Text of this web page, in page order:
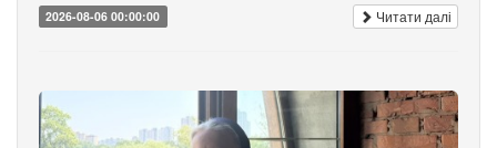
2026-08-06 00:00:00 Читати далі